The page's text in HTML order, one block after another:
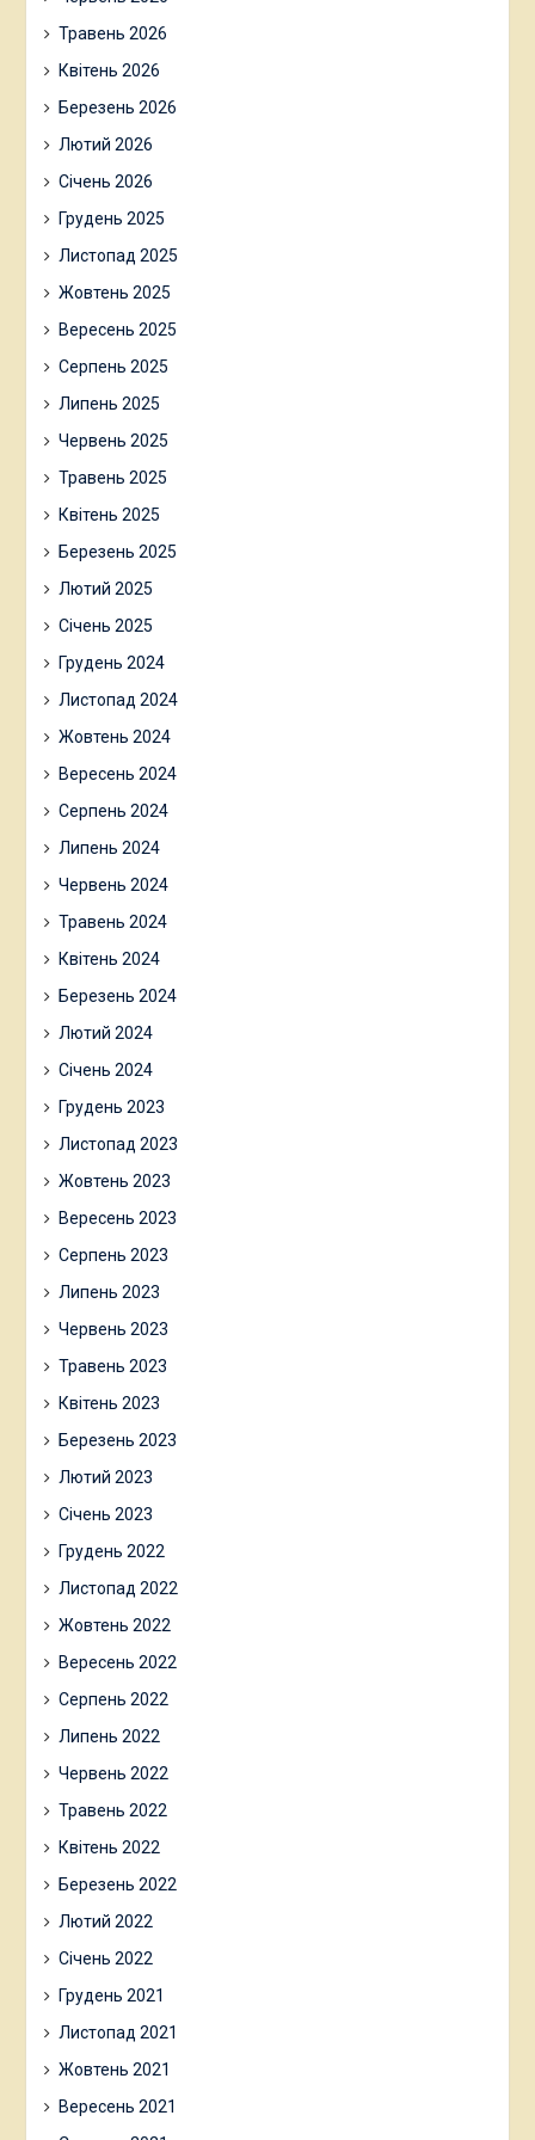
Травень 2026
Квітень 2026
Березень 2026
Лютий 2026
Січень 2026
Грудень 2025
Листопад 2025
Жовтень 2025
Вересень 2025
Серпень 2025
Липень 2025
Червень 2025
Травень 2025
Квітень 2025
Березень 2025
Лютий 2025
Січень 2025
Грудень 2024
Листопад 2024
Жовтень 2024
Вересень 2024
Серпень 2024
Липень 2024
Червень 2024
Травень 2024
Квітень 2024
Березень 2024
Лютий 2024
Січень 2024
Грудень 2023
Листопад 2023
Жовтень 2023
Вересень 2023
Серпень 2023
Липень 2023
Червень 2023
Травень 2023
Квітень 2023
Березень 2023
Лютий 2023
Січень 2023
Грудень 2022
Листопад 2022
Жовтень 2022
Вересень 2022
Серпень 2022
Липень 2022
Червень 2022
Травень 2022
Квітень 2022
Березень 2022
Лютий 2022
Січень 2022
Грудень 2021
Листопад 2021
Жовтень 2021
Вересень 2021